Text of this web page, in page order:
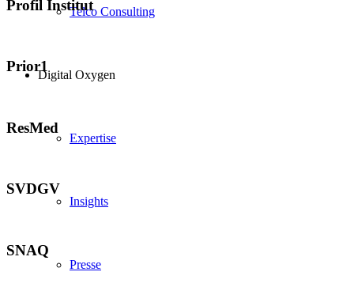
Telco Consulting
Digital Oxygen
Expertise
Insights
Presse
Profil Institut
Prior1
ResMed
SVDGV
SNAQ